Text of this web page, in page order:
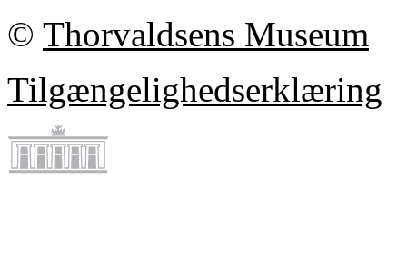
© Thorvaldsens Museum
Tilgængelighedserklæring